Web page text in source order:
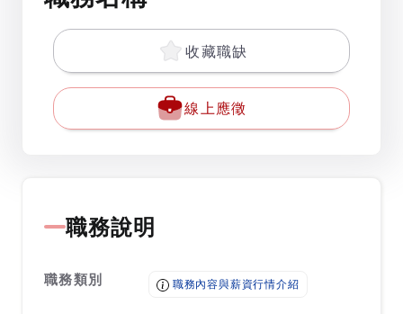
收藏職缺
線上應徵
職務說明
職務類別 職務內容與薪資行情介紹